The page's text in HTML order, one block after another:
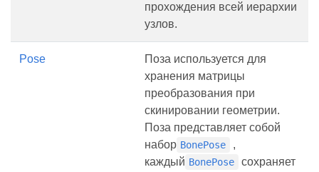
прохождения всей иерархии
узлов.
Pose
Поза используется для
хранения матрицы
преобразования при
скинировании геометрии.
Поза представляет собой
набор BonePose
,
каждый BonePose
сохраняет